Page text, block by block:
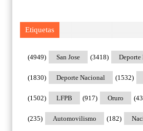
Etiquetas
San Jose
(4949) Deporte
(3418)
Deporte Nacional
(1830) (1532)
LFPB
(1502) Oruro
(917)
Automovilismo
(235) (182)